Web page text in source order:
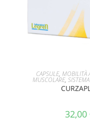
AGGIUNGI AL
CAPSULE, MOBILITÀ
MUSCOLARE,
32,00